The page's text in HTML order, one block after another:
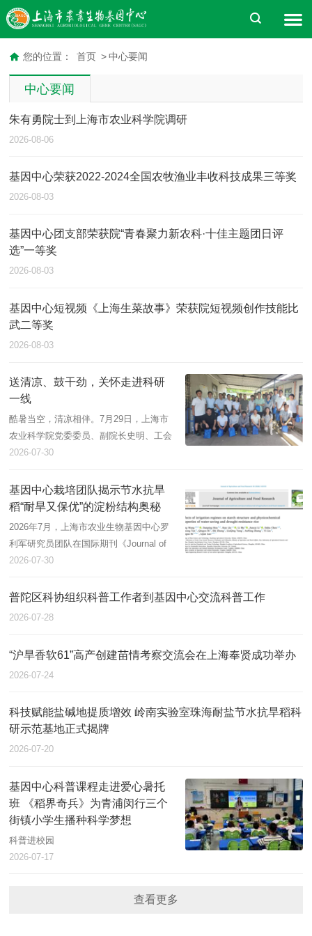
您的位置： 首页 > 中心要闻
中心要闻
朱有勇院士到上海市农业科学院调研
2026-08-06
基因中心荣获2022-2024全国农牧渔业丰收科技成果三等奖
2026-08-03
基因中心团支部荣获院“青春聚力新农科·十佳主题团日评
选”一等奖
2026-08-03
基因中心短视频《上海生菜故事》荣获院短视频创作技能比
武二等奖
2026-08-03
送清凉、鼓干劲，关怀走进科研
一线
酷暑当空，清凉相伴。7月29日，上海市
农业科学院党委委员、副院长史明、工会
主席陈建林，庄行试验站党支部书记杨建
研一线的基因中心工作人员。基因中心党
支部书记、主任龚丽...
2026-07-30
基因中心栽培团队揭示节水抗旱
稻“耐旱又保优”的淀粉结构奥秘
2026年7月，上海市农业生物基因中心罗
利军研究员团队在国际期刊《Journal of
Agriculture and Food Research》（中科
了节水抗旱稻在不同灌溉水平下保持产量
2026-07-30
普陀区科协组织科普工作者到基因中心交流科普工作
2026-07-28
“沪旱香软61”高产创建苗情考察交流会在上海奉贤成功举办
2026-07-24
科技赋能盐碱地提质增效 岭南实验室珠海耐盐节水抗旱稻科
研示范基地正式揭牌
2026-07-20
基因中心科普课程走进爱心暑托
班 《稻界奇兵》为青浦闵行三个
街镇小学生播种科学梦想
科普进校园
2026-07-17
查看更多